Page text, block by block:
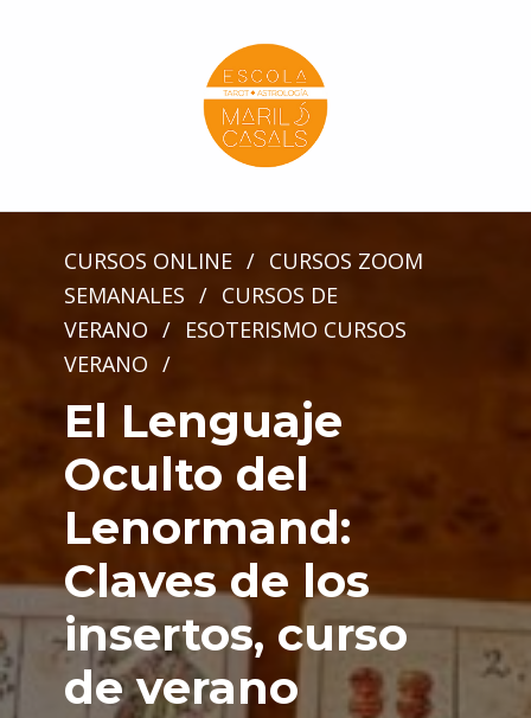
CURSOS ONLINE / CURSOS ZOOM
SEMANALES / CURSOS DE
VERANO / ESOTERISMO CURSOS
VERANO /
El Lenguaje
Oculto del
Lenormand:
Claves de los
insertos, curso
de verano